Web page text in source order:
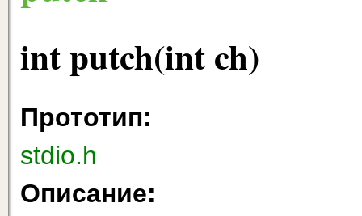
int putch(int ch)
Прототип:
stdio.h
Описание: